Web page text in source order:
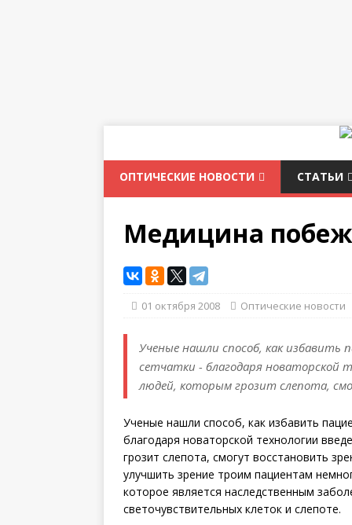
ОПТИЧЕСКИЕ НОВОСТИ СТАТЬИ
Медицина
01 октября 2008 Оптические новости
Ученые нашли способ, как избавить
сетчатки - благодаря новаторской
людей, которым грозит слепота,
Ученые нашли способ, как избавить
благодаря новаторской технологии
грозит слепота, смогут восстановить
улучшить зрение троим пациентам
которое является наследственным
светочувствительных клеток и слепоте.